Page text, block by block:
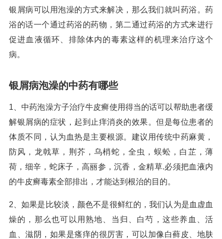
银屑病可以用泡澡的方式来解决，那么我们就叫药浴。药
浴的话一个通过药浴的药物，第二通过药浴的方式来进行
促进血液循环、排除体内的毒素这样的机理来治疗这个
病。
银屑病泡澡的中药有哪些
1、中药泡澡方子治疗牛皮癣使用得当的话可以帮助患者缓
解银屑病的症状，起到止痒消炎的效果。但是每位患者的
体质不同，认为血热是主要根源。建议用传统中药麻黄，
防风，龙戟草，荆芥，乌梢蛇，全虫，蜈蚣，白芷，薄
荷，细辛，蛇床子，高丽参，沉香，金精草.必须把血液内
的牛皮癣毒素全部排出，才能达到根治的目的。
2、如果是比较淡，颜色不是很鲜红的，我们认为是血虚血
燥的，那么也可以用熟地、当归、白芍，这些养血、活
血、滋阴，如果是瘙痒的很厉害，可以加像白藓皮、地肤